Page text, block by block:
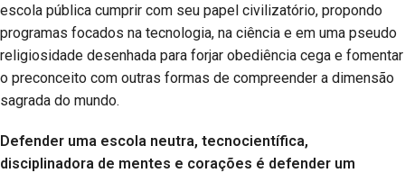
escola pública cumprir com seu papel civilizatório, propondo
programas focados na tecnologia, na ciência e em uma pseudo
religiosidade desenhada para forjar obediência cega e fomentar
o preconceito com outras formas de compreender a dimensão
sagrada do mundo.
Defender uma escola neutra, tecnocientífica,
disciplinadora de mentes e corações é defender um